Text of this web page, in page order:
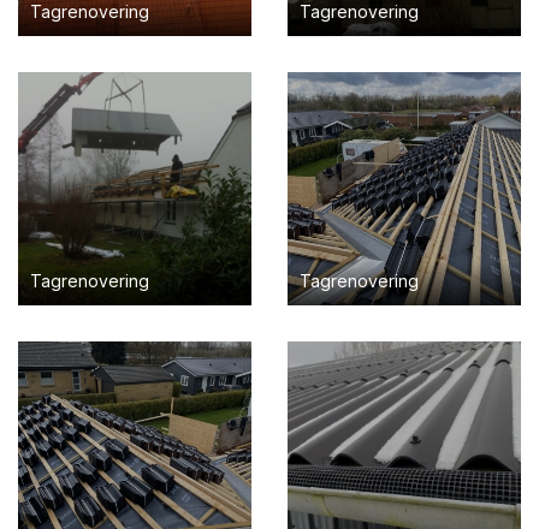
Tagrenovering Tagrenovering
Tagrenovering Tagrenovering